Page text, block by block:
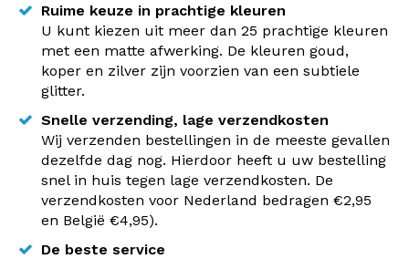
Ruime keuze in prachtige kleuren
U kunt kiezen uit meer dan 25 prachtige kleuren
met een matte afwerking. De kleuren goud,
koper en zilver zijn voorzien van een subtiele
glitter.
Snelle verzending, lage verzendkosten
Wij verzenden bestellingen in de meeste gevallen
dezelfde dag nog. Hierdoor heeft u uw bestelling
snel in huis tegen lage verzendkosten. De
verzendkosten voor Nederland bedragen €2,95
en België €4,95).
De beste service